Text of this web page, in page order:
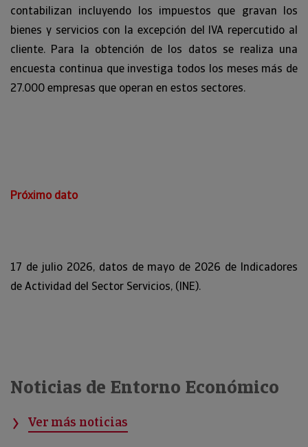
contabilizan incluyendo los impuestos que gravan los
bienes y servicios con la excepción del IVA repercutido al
cliente. Para la obtención de los datos se realiza una
encuesta continua que investiga todos los meses más de
27.000 empresas que operan en estos sectores.
Próximo dato
17 de julio 2026, datos de mayo de 2026 de Indicadores
de Actividad del Sector Servicios, (INE).
Noticias de Entorno Económico
Ver más noticias